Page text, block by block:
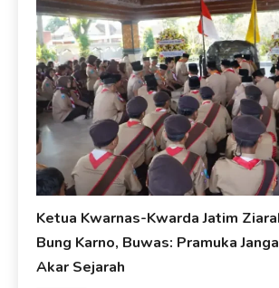
Ketua Kwarnas-Kwarda Jatim
Bung Karno, Buwas: Pramuka
Akar Sejarah